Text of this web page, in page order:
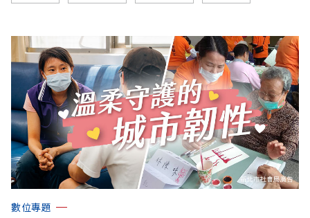
數位專題